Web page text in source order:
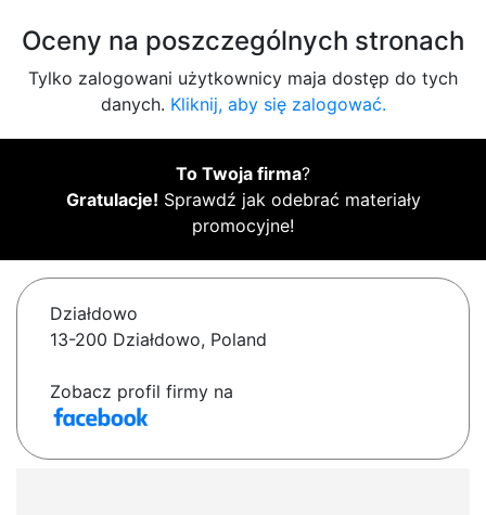
Oceny na poszczególnych stronach
Tylko zalogowani użytkownicy maja dostęp do tych
danych. Kliknij, aby się zalogować.
To Twoja firma?
Gratulacje! Sprawdź jak odebrać materiały
promocyjne!
Działdowo
13-200 Działdowo, Poland
Zobacz profil firmy na